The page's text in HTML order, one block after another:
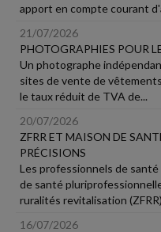
apport en compte courant
21/07/2026
PHOTOGRAPHIES POUR
Un photographe
sites de vente de
le taux réduit de TVA de...
20/07/2026
ZFRR ET MAISON DE
PRÉCISIONS
Les professionnels de
de santé
ruralités revitalisation
16/07/2026